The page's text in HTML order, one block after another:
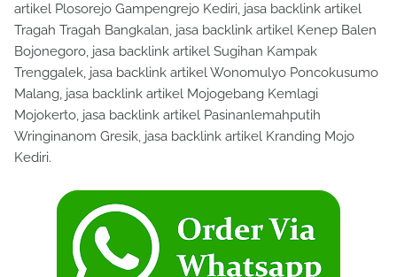
artikel Plosorejo Gampengrejo Kediri, jasa backlink artikel
Tragah Tragah Bangkalan, jasa backlink artikel Kenep Balen
Bojonegoro, jasa backlink artikel Sugihan Kampak
Trenggalek, jasa backlink artikel Wonomulyo Poncokusumo
Malang, jasa backlink artikel Mojogebang Kemlagi
Mojokerto, jasa backlink artikel Pasinanlemahputih
Wringinanom Gresik, jasa backlink artikel Kranding Mojo
Kediri.